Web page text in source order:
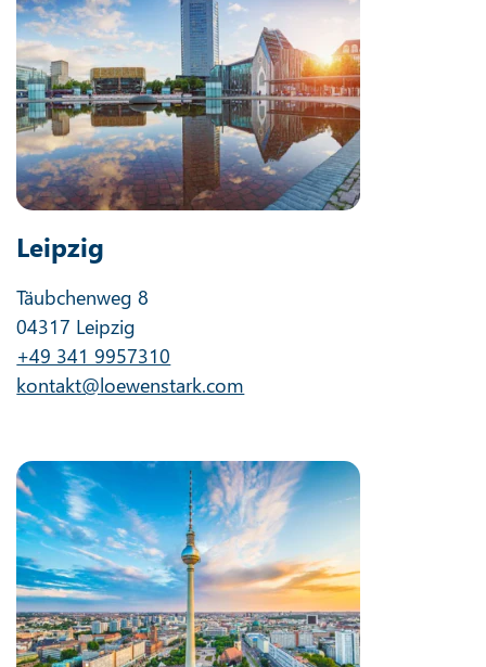
Leipzig
Täubchenweg 8
04317 Leipzig
+49 341 9957310
kontakt@loewenstark.com